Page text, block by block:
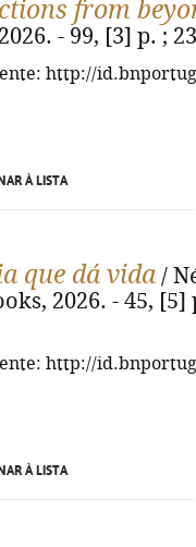
from
- 99, [3] p. ;
http://
À LISTA
que dá vida /
2026. - 45, [5]
http://
À LISTA